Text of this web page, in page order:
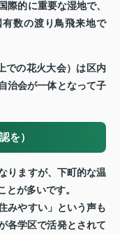
際的に重要な湿地で、
数の渡り鳥飛来地で
での花火大会）は区内
治会が一体となって子
を）
りますが、下町的な温
とが多いです。
みやすい」という声も
各学区で活発とされて